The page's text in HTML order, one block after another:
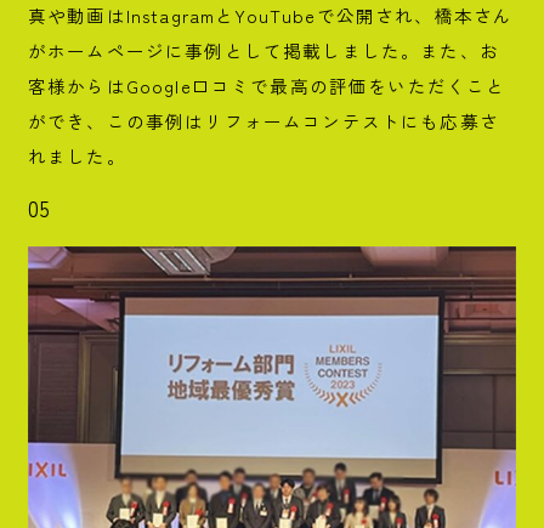
真や動画はInstagramとYouTubeで公開され、橋本さん
がホームページに事例として掲載しました。また、お
客様からはGoogle口コミで最高の評価をいただくこと
ができ、この事例はリフォームコンテストにも応募さ
れました。
05